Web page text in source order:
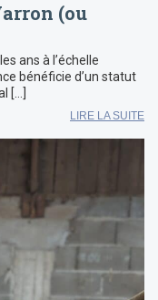
(ou
ans à l’échelle
bénéficie d’un statut
[…]
LIRE LA SUITE